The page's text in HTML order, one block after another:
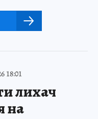
18:01
лихач
на